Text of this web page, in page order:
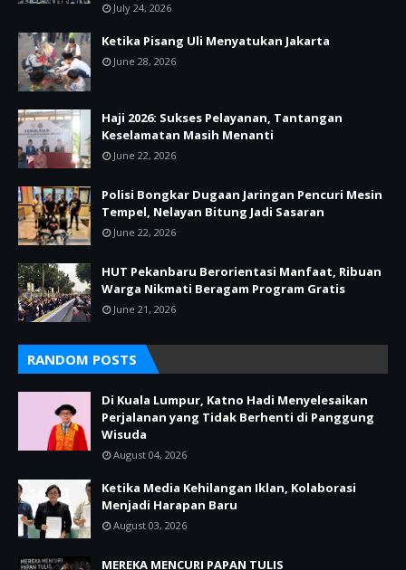
July 24, 2026
Ketika Pisang Uli Menyatukan Jakarta
June 28, 2026
Haji 2026: Sukses Pelayanan, Tantangan
Keselamatan Masih Menanti
June 22, 2026
Polisi Bongkar Dugaan Jaringan Pencuri Mesin
Tempel, Nelayan Bitung Jadi Sasaran
June 22, 2026
HUT Pekanbaru Berorientasi Manfaat, Ribuan
Warga Nikmati Beragam Program Gratis
June 21, 2026
RANDOM POSTS
Di Kuala Lumpur, Katno Hadi Menyelesaikan
Perjalanan yang Tidak Berhenti di Panggung
Wisuda
August 04, 2026
Ketika Media Kehilangan Iklan, Kolaborasi
Menjadi Harapan Baru
August 03, 2026
MEREKA MENCURI PAPAN TULIS